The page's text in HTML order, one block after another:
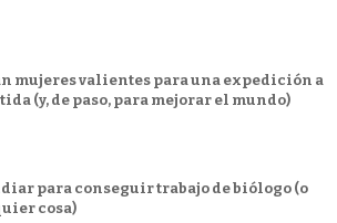
mujeres valientes para una expedición a
(y, de paso, para mejorar el mundo)
para conseguir trabajo de biólogo (o
cosa)